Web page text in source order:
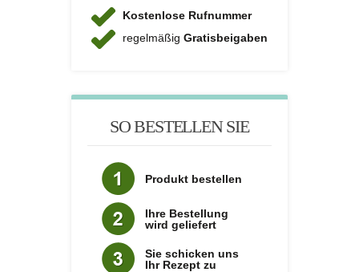
Kostenlose Rufnummer
regelmäßig Gratisbeigaben
SO BESTELLEN SIE
Produkt bestellen
Ihre Bestellung
wird geliefert
Sie schicken uns
Ihr Rezept zu